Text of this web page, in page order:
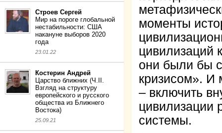
Строев Сергей
Мир на пороге глобальной
нестабильности: США
накануне выборов 2020
года
23.01.22
Костерин Андрей
Царство ближних (Ч.II.
Взгляд на структуру
европейского и русского
общества из Ближнего
Востока)
25.09.21
моменты
цивилизаций
они были бы
кризисом». И
– включить
цивилизации
системы.